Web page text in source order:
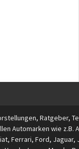
Ratgeber,
Automarken wie z.B.
Ferrari, Ford,